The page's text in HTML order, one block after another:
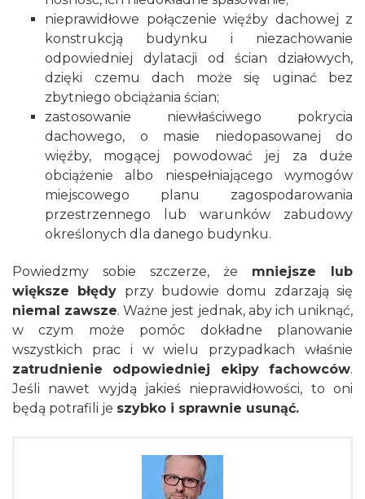
nieprawidłowe połączenie więźby dachowej z
konstrukcją budynku i niezachowanie
odpowiedniej dylatacji od ścian działowych,
dzięki czemu dach może się uginać bez
zbytniego obciążania ścian;
zastosowanie niewłaściwego pokrycia
dachowego, o masie niedopasowanej do
więźby, mogącej powodować jej za duże
obciążenie albo niespełniającego wymogów
miejscowego planu zagospodarowania
przestrzennego lub warunków zabudowy
określonych dla danego budynku.
Powiedzmy sobie szczerze, że mniejsze lub
większe błędy przy budowie domu zdarzają się
niemal zawsze. Ważne jest jednak, aby ich uniknąć,
w czym może pomóc dokładne planowanie
wszystkich prac i w wielu przypadkach właśnie
zatrudnienie odpowiedniej ekipy fachowców.
Jeśli nawet wyjdą jakieś nieprawidłowości, to oni
będą potrafili je szybko i sprawnie usunąć.